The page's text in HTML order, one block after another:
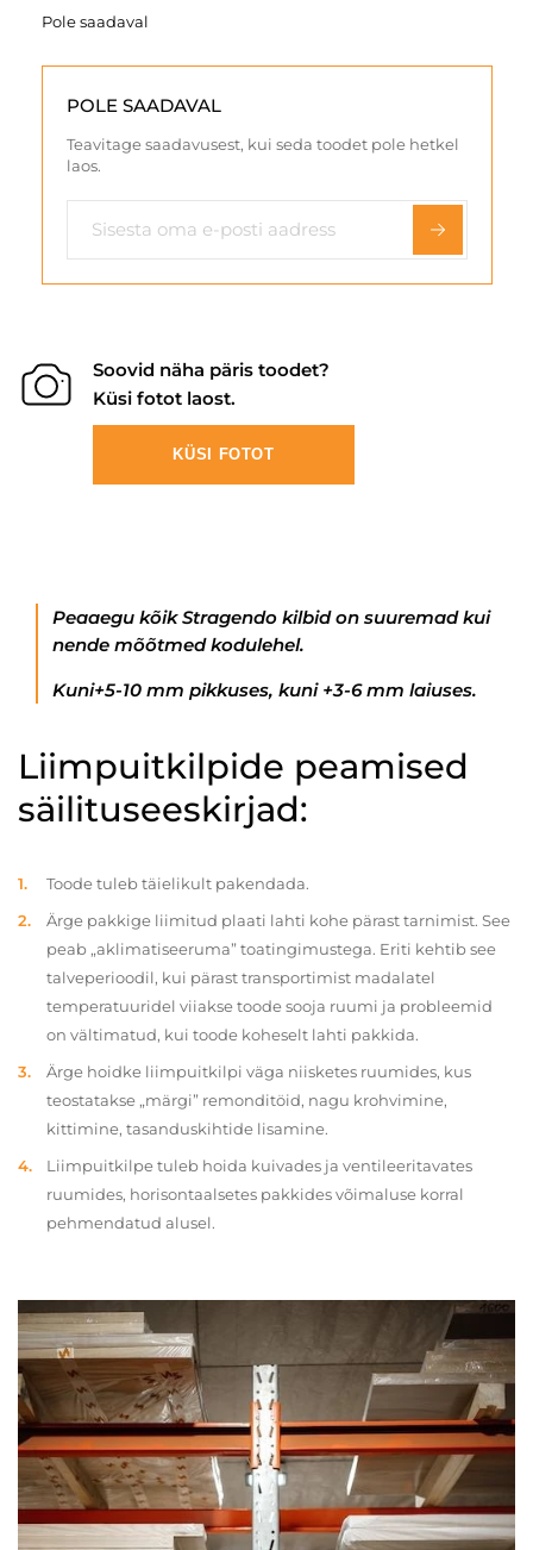
Pole saadaval
POLE SAADAVAL
Teavitage saadavusest, kui seda toodet pole hetkel
laos.
Soovid näha päris toodet?
Küsi fotot laost.
KÜSI FOTOT
Peaaegu kõik Stragendo kilbid on suuremad kui
nende mõõtmed kodulehel.
Kuni+5-10 mm pikkuses, kuni +3-6 mm laiuses.
Liimpuitkilpide peamised
säilituseeskirjad:
Toode tuleb täielikult pakendada.
Ärge pakkige liimitud plaati lahti kohe pärast tarnimist. See
peab „aklimatiseeruma” toatingimustega. Eriti kehtib see
talveperioodil, kui pärast transportimist madalatel
temperatuuridel viiakse toode sooja ruumi ja probleemid
on vältimatud, kui toode koheselt lahti pakkida.
Ärge hoidke liimpuitkilpi väga niisketes ruumides, kus
teostatakse „märgi” remonditöid, nagu krohvimine,
kittimine, tasanduskihtide lisamine.
Liimpuitkilpe tuleb hoida kuivades ja ventileeritavates
ruumides, horisontaalsetes pakkides võimaluse korral
pehmendatud alusel.